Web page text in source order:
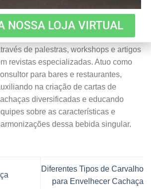
um colaborador ativo na
de conhecimentos sobre
compartilhando seu expertise
de palestras, workshops e artigos
revistas especializadas. Atuo como
para bares e restaurantes,
na criação de cartas de
diversificadas e educando
sobre as características e
dessa bebida singular.
Diferentes Tipos de Carvalho
para Envelhecer Cachaça
NOSSA LOJA VIRTUAL